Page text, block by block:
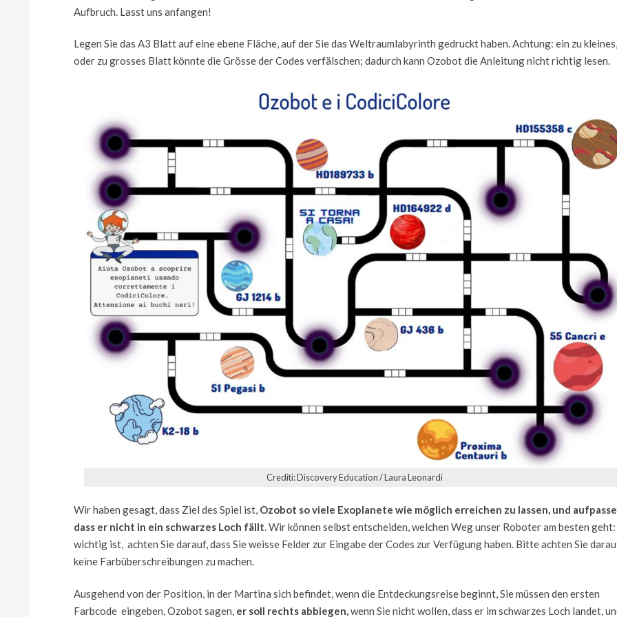
Aufbruch. Lasst uns anfangen!
Legen Sie das A3 Blatt auf eine ebene Fläche, auf der Sie das Weltraumlabyrinth gedruckt haben. Achtung: ein zu kleines,
oder zu grosses Blatt könnte die Grösse der Codes verfälschen; dadurch kann Ozobot die Anleitung nicht richtig lesen.
Crediti: Discovery Education / Laura Leonardi
Wir haben gesagt, dass Ziel des Spiel ist, Ozobot so viele Exoplanete wie möglich erreichen zu lassen, und
dass er nicht in ein schwarzes Loch fällt. Wir können selbst entscheiden, welchen Weg unser Roboter am besten geht:
wichtig ist, achten Sie darauf, dass Sie weisse Felder zur Eingabe der Codes zur Verfügung haben. Bitte achten Sie
keine Farbüberschreibungen zu machen.
Ausgehend von der Position, in der Martina sich befindet, wenn die Entdeckungsreise beginnt, Sie müssen den ersten
Farbcode eingeben, Ozobot sagen, er soll rechts abbiegen, wenn Sie nicht wollen, dass er im schwarzes Loch landet,